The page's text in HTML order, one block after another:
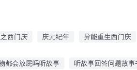
西门庆 庆元纪年 异能重生西门庆
都会放屁吗听故事 听故事回答问题故事